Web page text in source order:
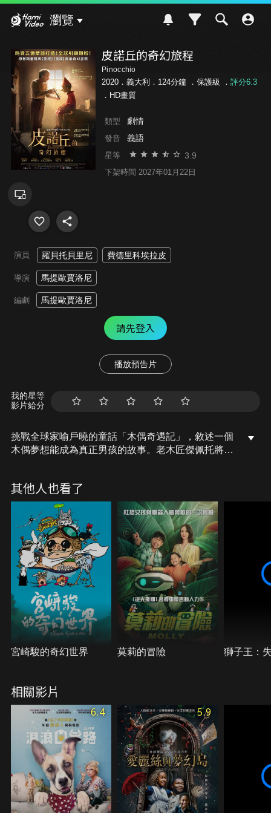
瀏覽
皮諾丘的奇幻旅程
Pinocchio
2020．義大利．124分鐘 ． 保護級 ． 評分6.3
．HD畫質
類型 劇情
發音 義語
星等 3.9
下架時間 2027年01月22日
演員 羅貝托貝里尼 費德里科埃拉皮
導演 馬提歐賈洛尼
編劇 馬提歐賈洛尼
請先登入
播放預告片
我的星等
影片給分
挑戰全球家喻戶曉的童話「木偶奇遇記」，敘述一個
木偶夢想能成為真正男孩的故事。老木匠傑佩托將櫻
其他人也看了
宮崎駿的奇幻世界 莫莉的冒險 獅子王：
相關影片
6.4 5.9